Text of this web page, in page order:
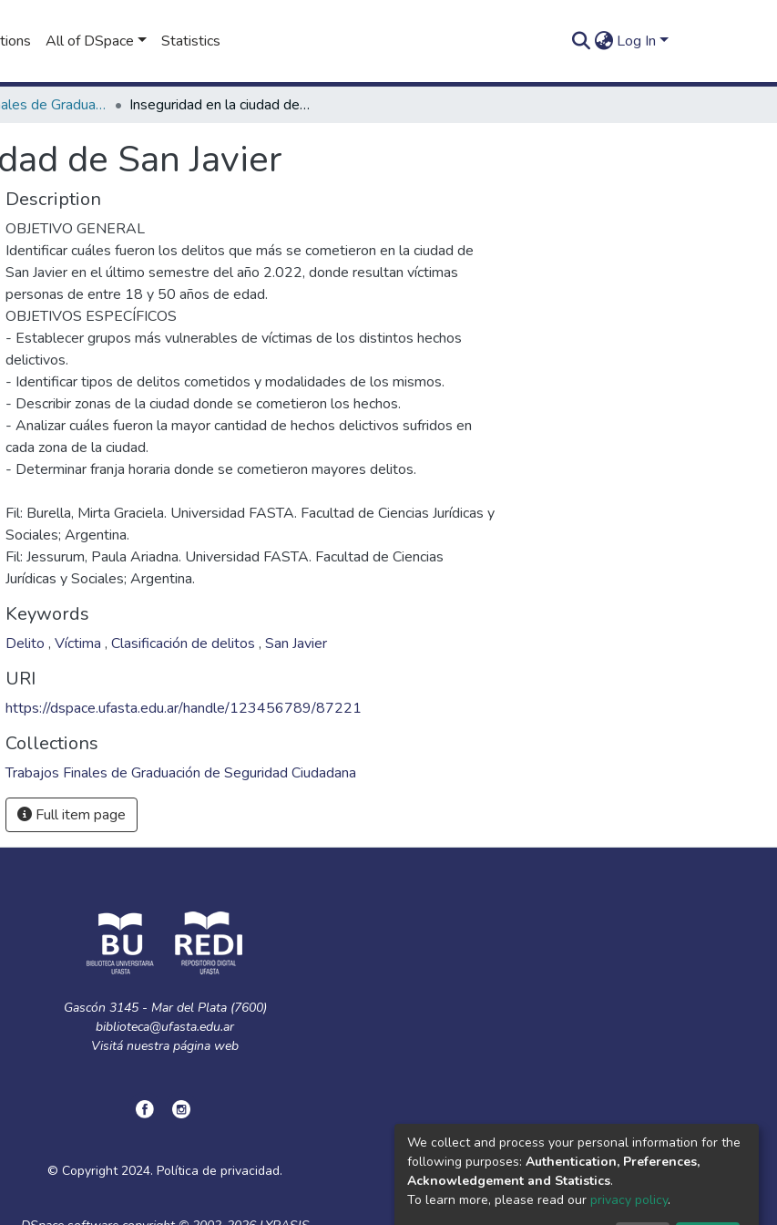
All of DSpace Statistics Log In
Trabajos Finales de Graduación de Seguridad Ciudadana Inseguridad en la ciudad de San Javier
de San Javier
Description
OBJETIVO GENERAL
Identificar cuáles fueron los delitos que más se cometieron en la ciudad de
San Javier en el último semestre del año 2.022, donde resultan víctimas
personas de entre 18 y 50 años de edad.
OBJETIVOS ESPECÍFICOS
- Establecer grupos más vulnerables de víctimas de los distintos hechos
delictivos.
- Identificar tipos de delitos cometidos y modalidades de los mismos.
- Describir zonas de la ciudad donde se cometieron los hechos.
- Analizar cuáles fueron la mayor cantidad de hechos delictivos sufridos en
cada zona de la ciudad.
Fil: Burella, Mirta Graciela. Universidad FASTA. Facultad de Ciencias Jurídicas y
Sociales; Argentina.
Fil: Jessurum, Paula Ariadna. Universidad FASTA. Facultad de Ciencias
Jurídicas y Sociales; Argentina.
Keywords
Delito , Víctima , Clasificación de delitos , San Javier
URI
https://dspace.ufasta.edu.ar/handle/123456789/87221
Collections
Trabajos Finales de Graduación de Seguridad Ciudadana
Full item page
Gascón 3145 - Mar del Plata (7600)
biblioteca@ufasta.edu.ar
Visitá nuestra página web
© Copyright 2024. Política de privacidad.
We collect and process your personal information for the
following purposes: Authentication, Preferences,
Acknowledgement and Statistics.
To learn more, please read our privacy policy.